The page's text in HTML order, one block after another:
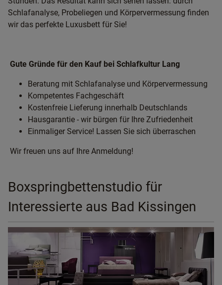
Schlafanalyse, Probeliegen und Körpervermessung finden
wir das perfekte Luxusbett für Sie!
Gute Gründe für den Kauf bei Schlafkultur Lang
Beratung mit Schlafanalyse und Körpervermessung
Kompetentes Fachgeschäft
Kostenfreie Lieferung innerhalb Deutschlands
Hausgarantie - wir bürgen für Ihre Zufriedenheit
Einmaliger Service! Lassen Sie sich überraschen
Wir freuen uns auf Ihre Anmeldung!
Boxspringbettenstudio für
Interessierte aus Bad Kissingen